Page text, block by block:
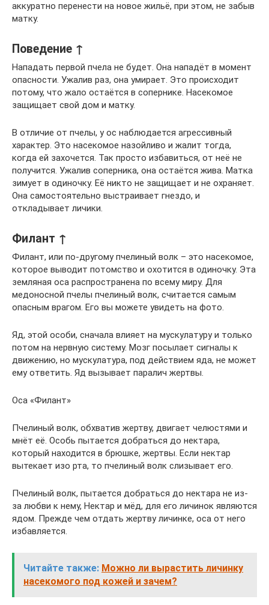
аккуратно перенести на новое жильё, при этом, не забыв
матку.
Поведение ↑
Нападать первой пчела не будет. Она нападёт в момент
опасности. Ужалив раз, она умирает. Это происходит
потому, что жало остаётся в сопернике. Насекомое
защищает свой дом и матку.
В отличие от пчелы, у ос наблюдается агрессивный
характер. Это насекомое назойливо и жалит тогда,
когда ей захочется. Так просто избавиться, от неё не
получится. Ужалив соперника, она остаётся жива. Матка
зимует в одиночку. Её никто не защищает и не охраняет.
Она самостоятельно выстраивает гнездо, и
откладывает личики.
Филант ↑
Филант, или по-другому пчелиный волк – это насекомое,
которое выводит потомство и охотится в одиночку. Эта
земляная оса распространена по всему миру. Для
медоносной пчелы пчелиный волк, считается самым
опасным врагом. Его вы можете увидеть на фото.
Яд, этой особи, сначала влияет на мускулатуру и только
потом на нервную систему. Мозг посылает сигналы к
движению, но мускулатура, под действием яда, не может
ему ответить. Яд вызывает паралич жертвы.
Оса «Филант»
Пчелиный волк, обхватив жертву, двигает челюстями и
мнёт её. Особь пытается добраться до нектара,
который находится в брюшке, жертвы. Если нектар
вытекает изо рта, то пчелиный волк слизывает его.
Пчелиный волк, пытается добраться до нектара не из-
за любви к нему, Нектар и мёд, для его личинок являются
ядом. Прежде чем отдать жертву личинке, оса от него
избавляется.
Читайте также: Можно ли вырастить личинку
насекомого под кожей и зачем?